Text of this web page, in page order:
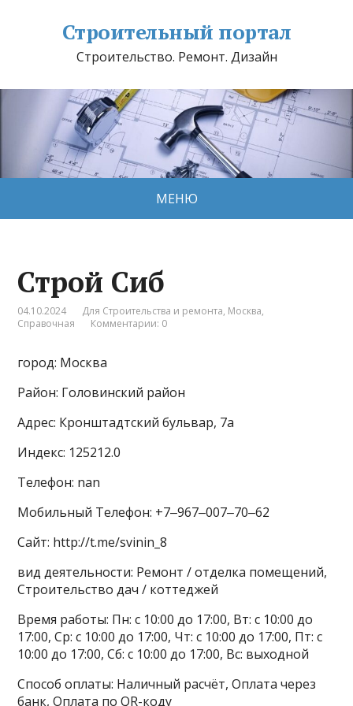
Строительный портал
Строительство. Ремонт. Дизайн
МЕНЮ
Строй Сиб
04.10.2024 Для Строительства и ремонта, Москва,
Справочная
Комментарии: 0
город: Москва
Район: Головинский район
Адрес: Кронштадтский бульвар, 7а
Индекс: 125212.0
Телефон: nan
Мобильный Телефон: +7‒967‒007‒70‒62
Сайт: http://t.me/svinin_8
вид деятельности: Ремонт / отделка помещений,
Строительство дач / коттеджей
Время работы: Пн: с 10:00 до 17:00, Вт: с 10:00 до
17:00, Ср: с 10:00 до 17:00, Чт: с 10:00 до 17:00, Пт: с
10:00 до 17:00, Сб: с 10:00 до 17:00, Вс: выходной
Способ оплаты: Наличный расчёт, Оплата через
банк, Оплата по QR-коду